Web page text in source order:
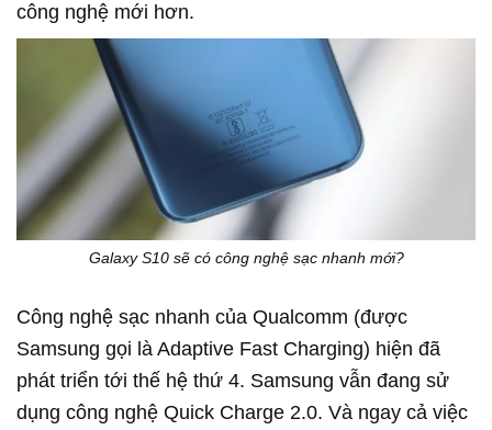
công nghệ mới hơn.
Galaxy S10 sẽ có công nghệ sạc nhanh mới?
Công nghệ sạc nhanh của Qualcomm (được
Samsung gọi là Adaptive Fast Charging) hiện đã
phát triển tới thế hệ thứ 4. Samsung vẫn đang sử
dụng công nghệ Quick Charge 2.0. Và ngay cả việc